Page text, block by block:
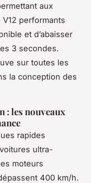
aux
performants
et d’abaisser
3 secondes.
sur toutes les
la conception des
les nouveaux
rapides
ultra-
moteurs
400 km/h.